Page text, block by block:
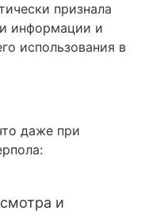
признала
информации и
использования в
даже при
и